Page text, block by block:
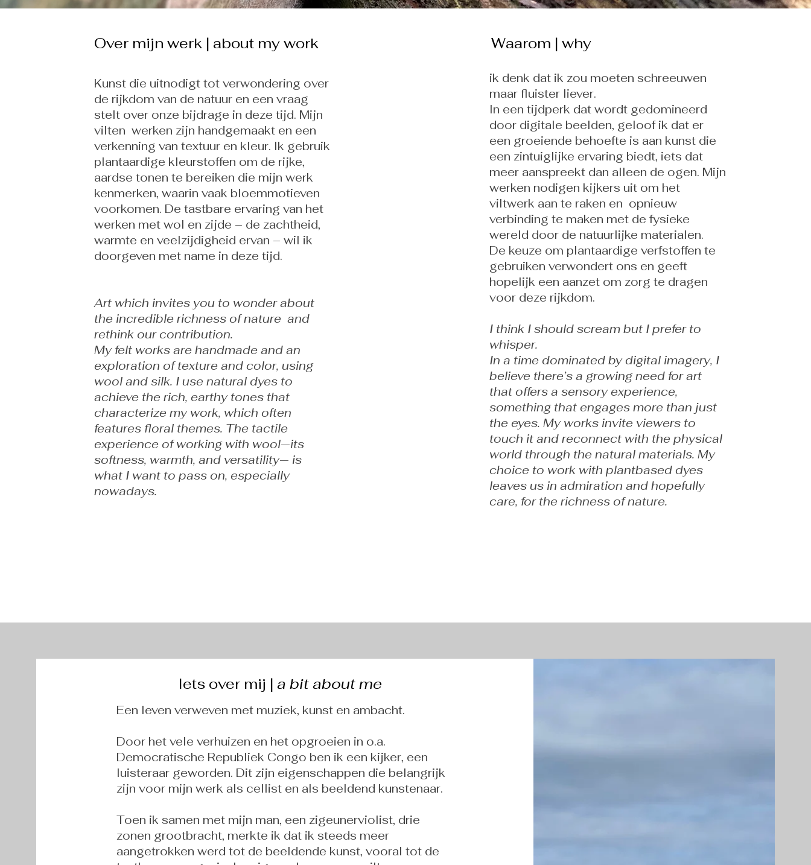
Over mijn werk | about my work
Kunst die uitnodigt tot verwondering over
de rijkdom van de natuur en een vraag
stelt over onze bijdrage in deze tijd. Mijn
vilten werken zijn handgemaakt en een
verkenning van textuur en kleur. Ik gebruik
plantaardige kleurstoffen om de rijke,
aardse tonen te bereiken die mijn werk
kenmerken, waarin vaak bloemmotieven
voorkomen. De tastbare ervaring van het
werken met wol en zijde – de zachtheid,
warmte en veelzijdigheid ervan – wil ik
doorgeven met name in deze tijd.
Art which invites you to wonder about
the incredible richness of nature and
rethink our contribution.
​​My felt works are handmade and an
exploration of texture and color, using
wool and silk. I use natural dyes to
achieve the rich, earthy tones that
characterize my work, which often
features floral themes. The tactile
experience of working with wool—its
softness, warmth, and versatility— is
what I want to pass on, especially
nowadays.
Waarom | why
ik denk dat ik zou moeten schreeuwen
maar fluister liever.
In een tijdperk dat wordt gedomineerd
door digitale beelden, geloof ik dat er
een groeiende behoefte is aan kunst die
een zintuiglijke ervaring biedt, iets dat
meer aanspreekt dan alleen de ogen. Mijn
werken nodigen kijkers uit om het
viltwerk aan te raken en opnieuw
verbinding te maken met de fysieke
wereld door de natuurlijke materialen.
De keuze om plantaardige verfstoffen te
gebruiken verwondert ons en geeft
hopelijk een aanzet om zorg te dragen
voor deze rijkdom.
I think I should scream but I prefer to
whisper.
In a time dominated by digital imagery, I
believe there’s a growing need for art
that offers a sensory experience,
something that engages more than just
the eyes. My works invite viewers to
touch it and reconnect with the physical
world through the natural materials. My
choice to work with plantbased dyes
leaves us in admiration and hopefully
care, for the richness of nature.
Iets over mij | a bit about me
Een leven verweven met muziek, kunst en ambacht.
Door het vele verhuizen en het opgroeien in o.a.
Democratische Republiek Congo ben ik een kijker, een
luisteraar geworden. Dit zijn eigenschappen die belangrijk
zijn voor mijn werk als cellist en als beeldend kunstenaar.
Toen ik samen met mijn man, een zigeunerviolist, drie
zonen grootbracht, merkte ik dat ik steeds meer
aangetrokken werd tot de beeldende kunst, vooral tot de